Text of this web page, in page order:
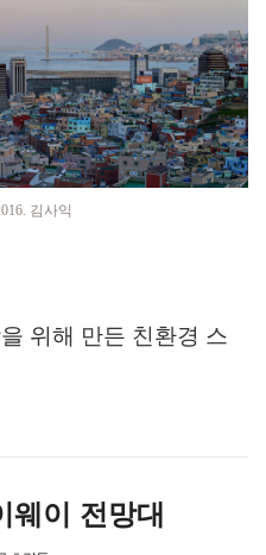
김사익
위해 만든 친환경 스